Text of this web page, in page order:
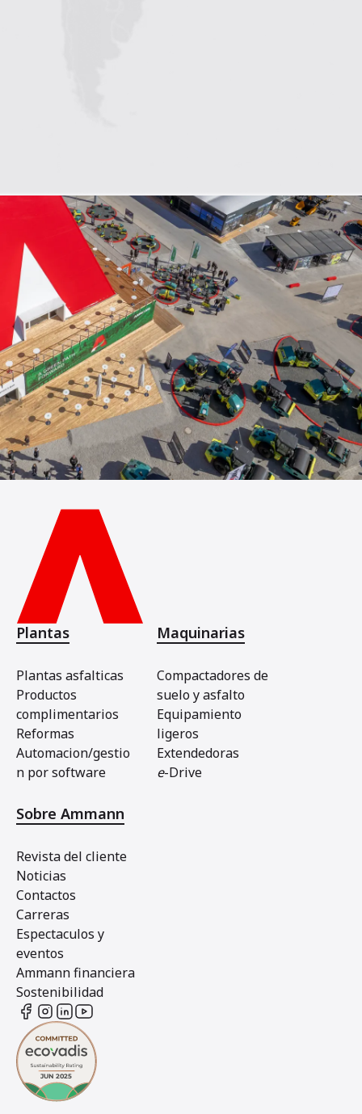
Plantas
Plantas asfalticas
Productos
complimentarios
Reformas
Automacion/gestio
n por software
Maquinarias
Compactadores de
suelo y asfalto
Equipamiento
ligeros
Extendedoras
e-Drive
Sobre Ammann
Revista del cliente
Noticias
Contactos
Carreras
Espectaculos y
eventos
Ammann financiera
Sostenibilidad